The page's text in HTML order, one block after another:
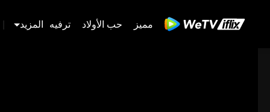
مميز حب الأولاد ترفيه المزيد |